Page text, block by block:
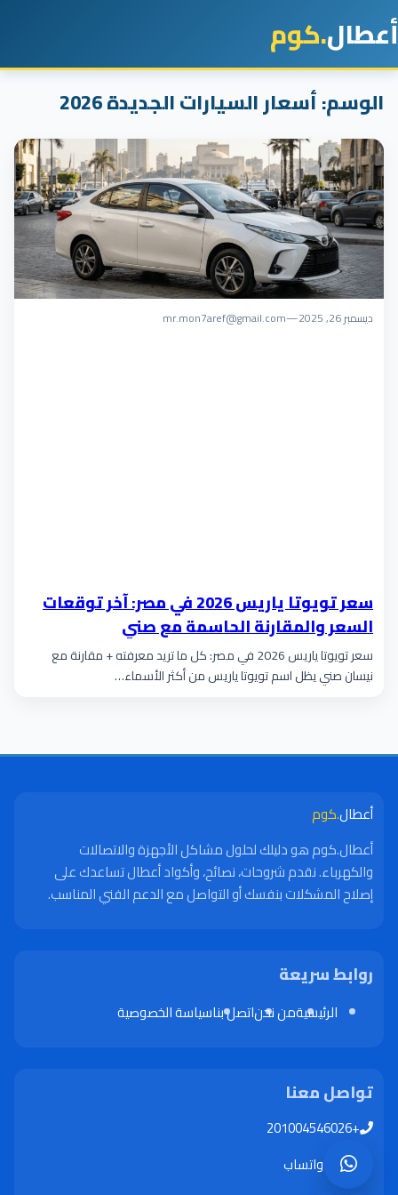
أعطال.كوم
الوسم:أسعار السيارات الجديدة 2026
ديسمبر 26, 2025 —
mr.mon7aref@gmail.com
سعر تويوتا ياريس 2026 في مصر: آخر توقعات
السعر والمقارنة الحاسمة مع صني
سعر تويوتا ياريس 2026 في مصر: كل ما تريد معرفته + مقارنة مع
نيسان صني يظل اسم تويوتا ياريس من أكثر الأسماء…
أعطال.كوم
أعطال.كوم هو دليلك لحلول مشاكل الأجهزة والاتصالات
والكهرباء. نقدم شروحات، نصائح، وأكواد أعطال تساعدك على
إصلاح المشكلات بنفسك أو التواصل مع الدعم الفني المناسب.
روابط سريعة
الرئيسيةمن نحناتصل بناسياسة الخصوصية
تواصل معنا
+201004546026
واتساب